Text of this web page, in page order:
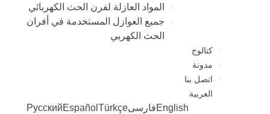
المواد العازلة لفرن الحث الكهربائي
جميع العوازل المستخدمة في أفران
الحث الكهربي
كتالوج
مدونة
اتصل بنا
العربية
Englishفارسی РусскийEspañolTürkçe